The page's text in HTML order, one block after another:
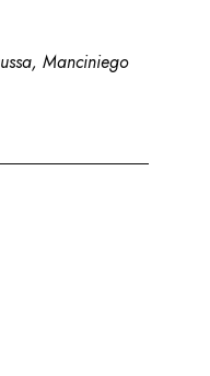
Manciniego